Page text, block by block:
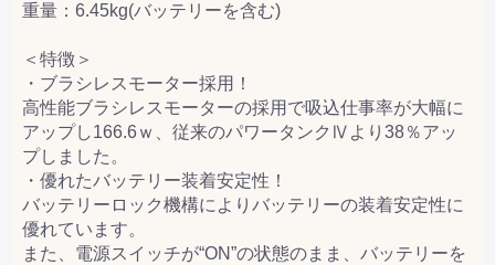
重量：6.45kg(バッテリーを含む)
＜特徴＞
・ブラシレスモーター採用！
高性能ブラシレスモーターの採用で吸込仕事率が大幅に
アップし166.6ｗ、従来のパワータンクⅣより38％アッ
プしました。
・優れたバッテリー装着安定性！
バッテリーロック機構によりバッテリーの装着安定性に
優れています。
また、電源スイッチが“ON”の状態のまま、バッテリーを